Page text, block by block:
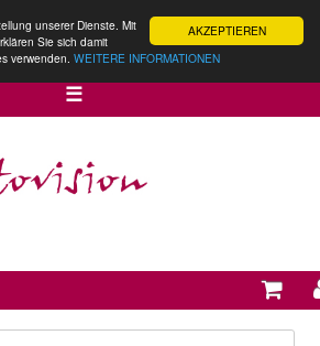
AKZEPTIEREN
unserer Dienste. Mit
Sie sich damit
verwenden. WEITERE INFORMATIONEN
☰